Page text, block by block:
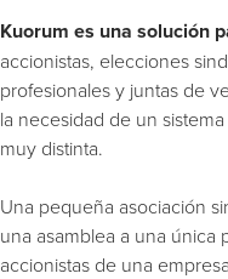
Kuorum es una solución
accionistas, elecciones
profesionales y juntas de
la necesidad de un
muy distinta.
Una pequeña asociación
una asamblea a una única
accionistas de una